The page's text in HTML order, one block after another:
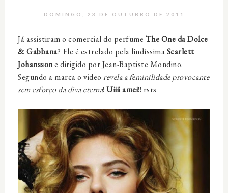
DOMINGO, 23 DE OUTUBRO DE 2011
Já assistiram o comercial do perfume The One da Dolce
& Gabbana? Ele é estrelado pela lindíssimaScarlett
Johanssone dirigido por Jean-Baptiste Mondino.
Segundo a marca o video revela a feminilidade provocante
sem esforço da diva eterna! Uiiii amei!! rsrs